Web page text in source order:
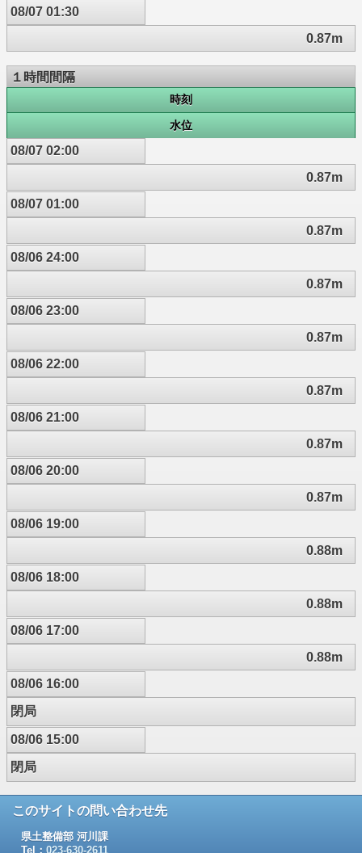
08/07 01:30
0.87m
１時間間隔
時刻
水位
08/07 02:00
0.87m
08/07 01:00
0.87m
08/06 24:00
0.87m
08/06 23:00
0.87m
08/06 22:00
0.87m
08/06 21:00
0.87m
08/06 20:00
0.87m
08/06 19:00
0.88m
08/06 18:00
0.88m
08/06 17:00
0.88m
08/06 16:00
閉局
08/06 15:00
閉局
このサイトの問い合わせ先
県土整備部 河川課
Tel： 023-630-2611